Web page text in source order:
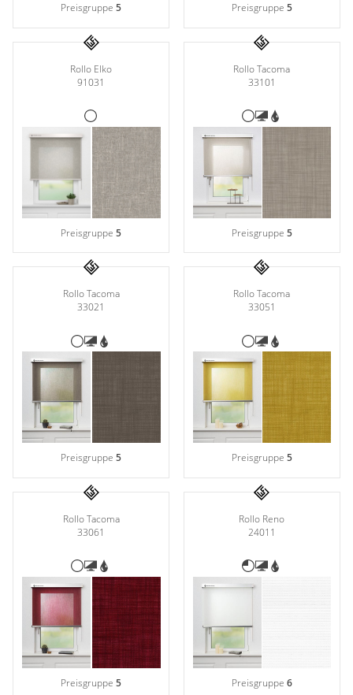
Preisgruppe5 Preisgruppe 5
Rollo Elko
91031
Preisgruppe5
Rollo Tacoma
33101
Preisgruppe 5
Rollo Tacoma
33021
Preisgruppe5
Rollo Tacoma
33051
Preisgruppe 5
Rollo Tacoma
33061
Preisgruppe5
Rollo Reno
24011
Preisgruppe 6